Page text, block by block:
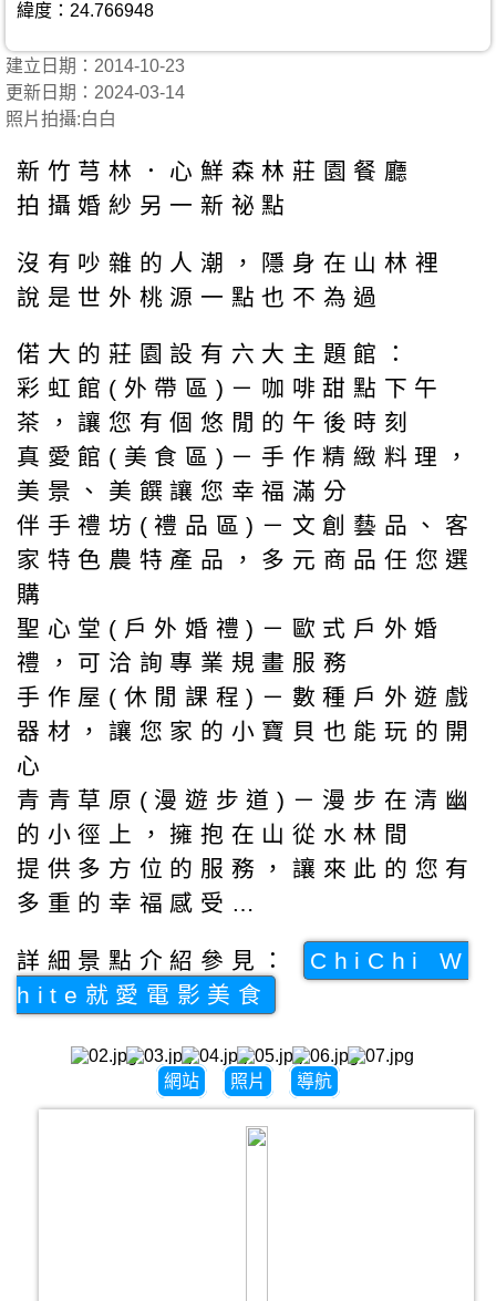
緯度：24.766948
建立日期：2014-10-23
更新日期：2024-03-14
照片拍攝:白白
新竹芎林．心鮮森林莊園餐廳
拍攝婚紗另一新祕點
沒有吵雜的人潮，隱身在山林裡
說是世外桃源一點也不為過
偌大的莊園設有六大主題館：
彩虹館(外帶區)－咖啡甜點下午
茶，讓您有個悠閒的午後時刻
真愛館(美食區)－手作精緻料理，
美景、美饌讓您幸福滿分
伴手禮坊(禮品區)－文創藝品、客
家特色農特產品，多元商品任您選
購
聖心堂(戶外婚禮)－歐式戶外婚
禮，可洽詢專業規畫服務
手作屋(休閒課程)－數種戶外遊戲
器材，讓您家的小寶貝也能玩的開
心
青青草原(漫遊步道)－漫步在清幽
的小徑上，擁抱在山從水林間
提供多方位的服務，讓來此的您有
多重的幸福感受…
詳細景點介紹參見：
ChiChi W
hite就愛電影美食
網站 照片 導航